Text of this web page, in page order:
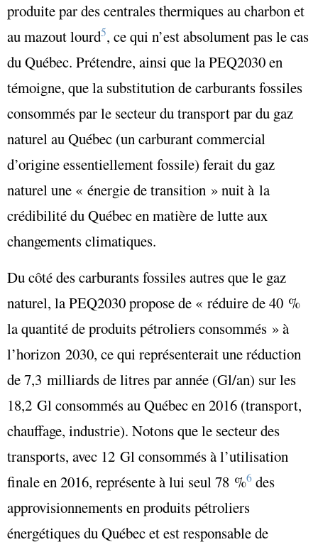
produite par des centrales thermiques au charbon et
au mazout lourd5, ce qui n’est absolument pas le cas
du Québec. Prétendre, ainsi que la PEQ2030 en
témoigne, que la substitution de carburants fossiles
consommés par le secteur du transport par du gaz
naturel au Québec (un carburant commercial
d’origine essentiellement fossile) ferait du gaz
naturel une « énergie de transition » nuit à la
crédibilité du Québec en matière de lutte aux
changements climatiques.
Du côté des carburants fossiles autres que le gaz
naturel, la PEQ2030 propose de « réduire de 40 %
la quantité de produits pétroliers consommés » à
l’horizon 2030, ce qui représenterait une réduction
de 7,3 milliards de litres par année (Gl/an) sur les
18,2 Gl consommés au Québec en 2016 (transport,
chauffage, industrie). Notons que le secteur des
transports, avec 12 Gl consommés à l’utilisation
finale en 2016, représente à lui seul 78 %6 des
approvisionnements en produits pétroliers
énergétiques du Québec et est responsable de